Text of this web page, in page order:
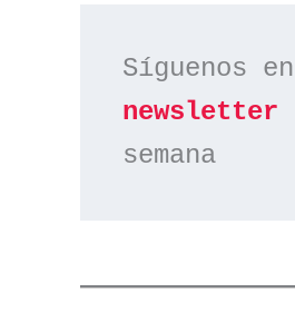
Síguenos
newsletter
semana